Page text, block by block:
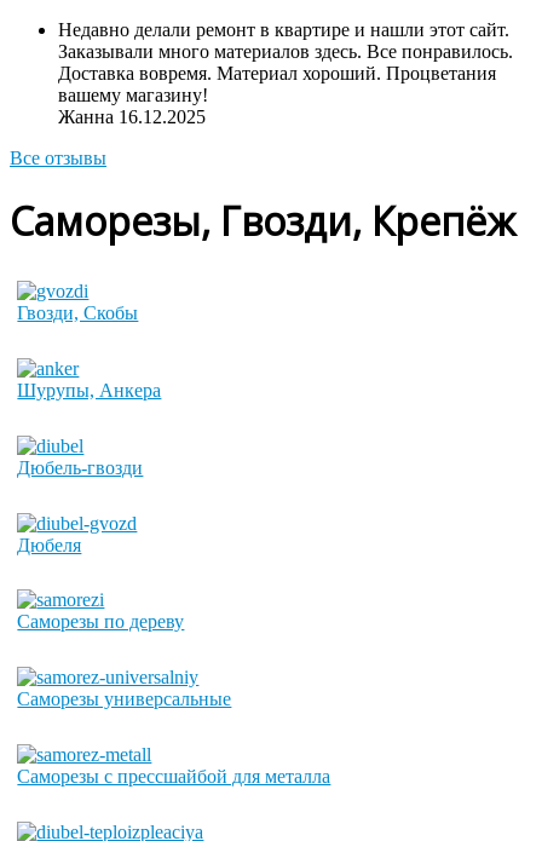
Недавно делали ремонт в квартире и нашли этот сайт.
Заказывали много материалов здесь. Все понравилось.
Доставка вовремя. Материал хороший. Процветания
вашему магазину!
Жанна 16.12.2025
Все отзывы
Саморезы, Гвозди, Крепёж
Гвозди, Скобы
Шурупы, Анкера
Дюбель-гвозди
Дюбеля
Саморезы по дереву
Саморезы универсальные
Саморезы с прессшайбой для металла